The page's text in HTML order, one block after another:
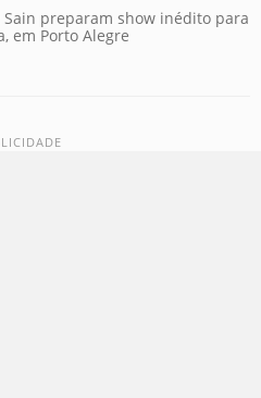
Sain preparam show inédito para
em Porto Alegre